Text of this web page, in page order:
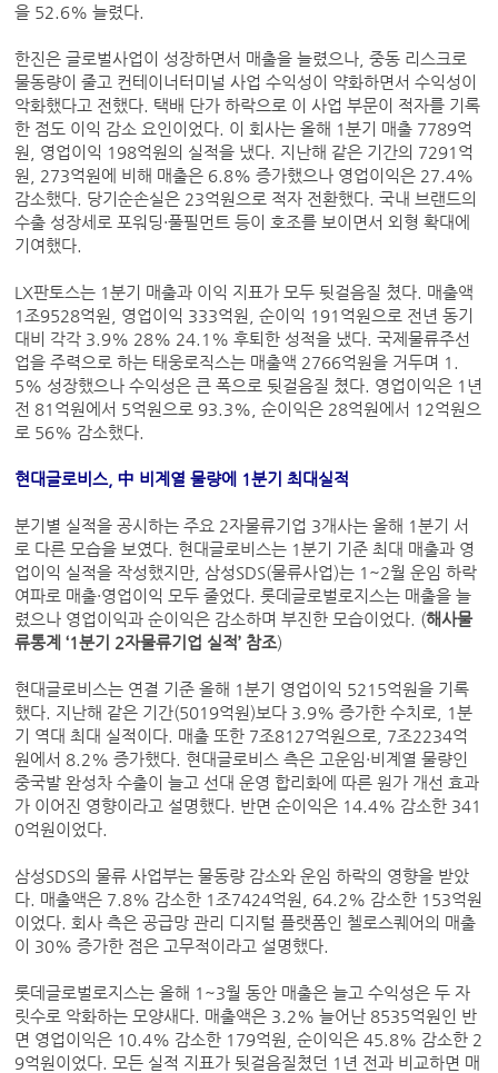
을 52.6% 늘렸다.
한진은 글로벌사업이 성장하면서 매출을 늘렸으나, 중동 리스크로
물동량이 줄고 컨테이너터미널 사업 수익성이 약화하면서 수익성이
악화했다고 전했다. 택배 단가 하락으로 이 사업 부문이 적자를 기록
한 점도 이익 감소 요인이었다. 이 회사는 올해 1분기 매출 7789억
원, 영업이익 198억원의 실적을 냈다. 지난해 같은 기간의 7291억
원, 273억원에 비해 매출은 6.8% 증가했으나 영업이익은 27.4%
감소했다. 당기순손실은 23억원으로 적자 전환했다. 국내 브랜드의
수출 성장세로 포워딩·풀필먼트 등이 호조를 보이면서 외형 확대에
기여했다.
LX판토스는 1분기 매출과 이익 지표가 모두 뒷걸음질 쳤다. 매출액
1조9528억원, 영업이익 333억원, 순이익 191억원으로 전년 동기
대비 각각 3.9% 28% 24.1% 후퇴한 성적을 냈다. 국제물류주선
업을 주력으로 하는 태웅로직스는 매출액 2766억원을 거두며 1.
5% 성장했으나 수익성은 큰 폭으로 뒷걸음질 쳤다. 영업이익은 1년
전 81억원에서 5억원으로 93.3%, 순이익은 28억원에서 12억원으
로 56% 감소했다.
현대글로비스, 中 비계열 물량에 1분기 최대실적
분기별 실적을 공시하는 주요 2자물류기업 3개사는 올해 1분기 서
로 다른 모습을 보였다. 현대글로비스는 1분기 기준 최대 매출과 영
업이익 실적을 작성했지만, 삼성SDS(물류사업)는 1~2월 운임 하락
여파로 매출·영업이익 모두 줄었다. 롯데글로벌로지스는 매출을 늘
렸으나 영업이익과 순이익은 감소하며 부진한 모습이었다. (해사물
류통계 ‘1분기 2자물류기업 실적’ 참조)
현대글로비스는 연결 기준 올해 1분기 영업이익 5215억원을 기록
했다. 지난해 같은 기간(5019억원)보다 3.9% 증가한 수치로, 1분
기 역대 최대 실적이다. 매출 또한 7조8127억원으로, 7조2234억
원에서 8.2% 증가했다. 현대글로비스 측은 고운임·비계열 물량인
중국발 완성차 수출이 늘고 선대 운영 합리화에 따른 원가 개선 효과
가 이어진 영향이라고 설명했다. 반면 순이익은 14.4% 감소한 341
0억원이었다.
삼성SDS의 물류 사업부는 물동량 감소와 운임 하락의 영향을 받았
다. 매출액은 7.8% 감소한 1조7424억원, 64.2% 감소한 153억원
이었다. 회사 측은 공급망 관리 디지털 플랫폼인 첼로스퀘어의 매출
이 30% 증가한 점은 고무적이라고 설명했다.
롯데글로벌로지스는 올해 1~3월 동안 매출은 늘고 수익성은 두 자
릿수로 악화하는 모양새다. 매출액은 3.2% 늘어난 8535억원인 반
면 영업이익은 10.4% 감소한 179억원, 순이익은 45.8% 감소한 2
9억원이었다. 모든 실적 지표가 뒷걸음질쳤던 1년 전과 비교하면 매